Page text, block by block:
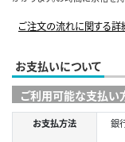
ご注文の流れに関する詳
お支払いについて
ご利用可能な支払い
お支払方法 銀